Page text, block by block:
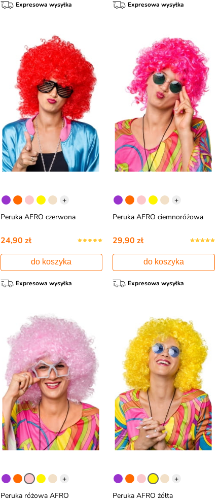
Expresowa wysyłka Expresowa wysyłka
+
Peruka AFRO czerwona
24,90 zł
do koszyka
Expresowa wysyłka
+
Peruka AFRO ciemnoróżowa
29,90 zł
do koszyka
Expresowa wysyłka
+
Peruka różowa AFRO
+
Peruka AFRO żółta